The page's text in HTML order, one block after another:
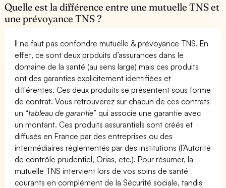
Quelle est la différence entre une mutuelle TNS et
une prévoyance TNS ?
Il ne faut pas confondre mutuelle & prévoyance TNS. En
effet, ce sont deux produits d’assurances dans le
domaine de la santé (au sens large) mais ces produits
ont des garanties explicitement identifiées et
différentes. Ces deux produits se présentent sous forme
de contrat. Vous retrouverez sur chacun de ces contrats
un “tableau de garantie” qui associe une garantie avec
un montant. Ces produits assurantiels sont créés et
diffusés en France par des entreprises ou des
intermédiaires réglementés par des institutions (l’Autorité
de contrôle prudentiel, Orias, etc.). Pour résumer, la
mutuelle TNS intervient lors de vos soins de santé
courants en complément de la Sécurité sociale, tandis